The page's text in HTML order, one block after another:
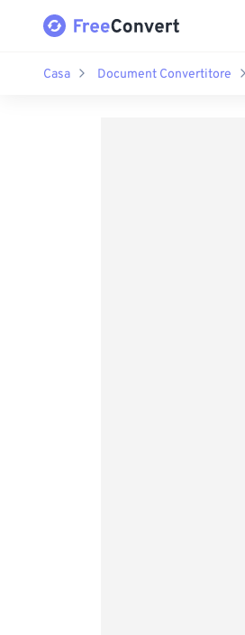
Casa Document Convertitore